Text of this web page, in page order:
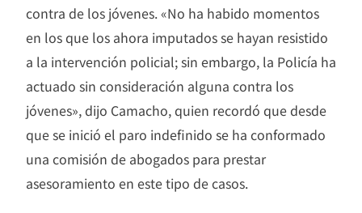
contra de los jóvenes. «No ha habido momentos
en los que los ahora imputados se hayan resistido
a la intervención policial; sin embargo, la Policía ha
actuado sin consideración alguna contra los
jóvenes», dijo Camacho, quien recordó que desde
que se inició el paro indefinido se ha conformado
una comisión de abogados para prestar
asesoramiento en este tipo de casos.